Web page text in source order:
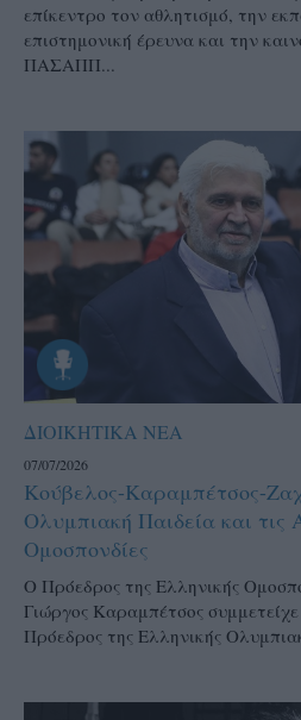
επίκεντρο τον αθλητισμό, την
επιστημονική έρευνα και την
ΠΑΣΑΠΠ...
ΔΙΟΙΚΗΤΙΚΑ ΝΕΑ
07/07/2026
Κούβελος-Καραμπέτσος-
Ολυμπιακή Παιδεία και τις
Ομοσπονδίες
Ο Πρόεδρος της Ελληνικής
Γιώργος Καραμπέτσος
Πρόεδρος της Ελληνικής